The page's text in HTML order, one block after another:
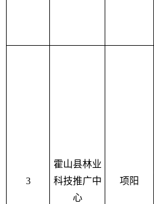
3
霍山县林业
科技推广中
心
项阳